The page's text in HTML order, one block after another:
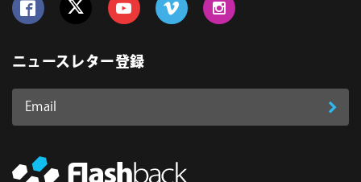
ニュースレター登録
Email
ス
登